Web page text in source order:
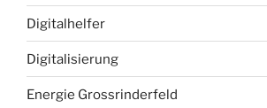
Digitalhelfer
Digitalisierung
Energie Grossrinderfeld